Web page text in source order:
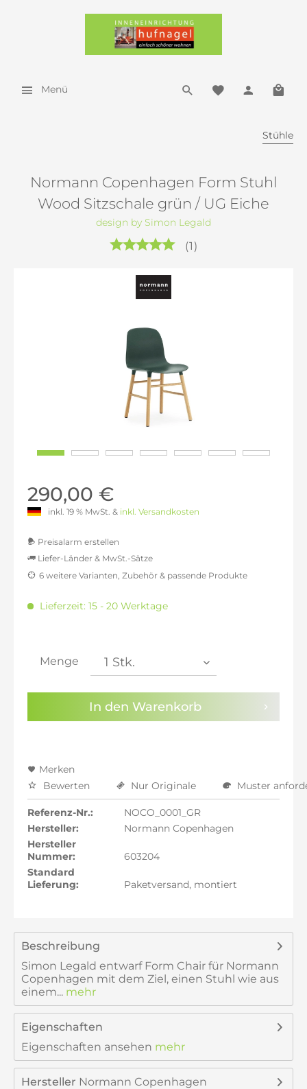
Menü
Stühle
Normann Copenhagen Form Stuhl
Wood Sitzschale grün / UG Eiche
design by Simon Legald
(1 )
290,00 €
inkl. 19 % MwSt. & inkl. Versandkosten
Preisalarm erstellen
Sie haben dieDatenschutzbestimmungenzur
Kenntnis genommen.
Liefer-Länder & MwSt.-Sätze
inkl. 16% MwSt.: 282,69 €
inkl. 21% MwSt.: 294,87 €
inkl. 22% MwSt.: 297,31 €
6 weitere Varianten, Zubehör & passende Produkte
Lieferzeit: 15 - 20 Werktage
Menge
In den Warenkorb
Merken
Bewerten
Nur Originale Muster
Referenz-Nr.:
NOCO_0001_GR
Hersteller:
Normann Copenhagen
Hersteller
Nummer:
603204
Standard
Lieferung:
Paketversand, montiert
Beschreibung
Simon Legald entwarf Form Chair für Normann
Copenhagen mit dem Ziel, einen Stuhl wie aus
einem... mehr
Eigenschaften
Eigenschaften ansehen mehr
Hersteller Normann Copenhagen